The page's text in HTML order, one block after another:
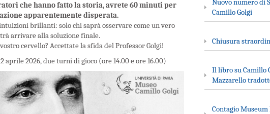
che hanno fatto la storia, avrete 60 minuti per
apparentemente disperata.
brillanti: solo chi saprà osservare come un vero
arrivare alla soluzione finale.
cervello? Accettate la sfida del Professor Golgi!
aprile 2026, due turni di gioco (ore 14.00 e ore 16.00)
Nuovo numero di
Camillo Golgi
Chiusura
Il libro su Camillo
Mazzarello
Contagio Museum